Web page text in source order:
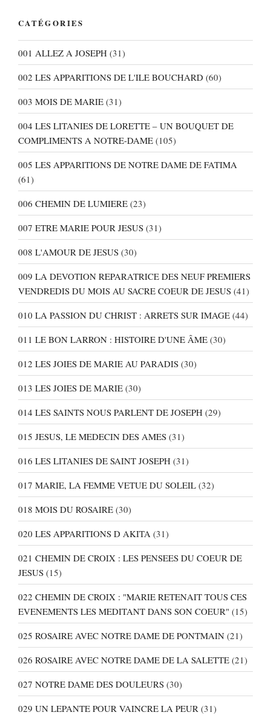
CATÉGORIES
001 ALLEZ A JOSEPH (31)
002 LES APPARITIONS DE L'ILE BOUCHARD (60)
003 MOIS DE MARIE (31)
004 LES LITANIES DE LORETTE – UN BOUQUET DE
COMPLIMENTS A NOTRE-DAME (105)
005 LES APPARITIONS DE NOTRE DAME DE FATIMA
(61)
006 CHEMIN DE LUMIERE (23)
007 ETRE MARIE POUR JESUS (31)
008 L'AMOUR DE JESUS (30)
009 LA DEVOTION REPARATRICE DES NEUF PREMIERS
VENDREDIS DU MOIS AU SACRE COEUR DE JESUS (41)
010 LA PASSION DU CHRIST : ARRETS SUR IMAGE (44)
011 LE BON LARRON : HISTOIRE D'UNE ÂME (30)
012 LES JOIES DE MARIE AU PARADIS (30)
013 LES JOIES DE MARIE (30)
014 LES SAINTS NOUS PARLENT DE JOSEPH (29)
015 JESUS, LE MEDECIN DES AMES (31)
016 LES LITANIES DE SAINT JOSEPH (31)
017 MARIE, LA FEMME VETUE DU SOLEIL (32)
018 MOIS DU ROSAIRE (30)
020 LES APPARITIONS D AKITA (31)
021 CHEMIN DE CROIX : LES PENSEES DU COEUR DE
JESUS (15)
022 CHEMIN DE CROIX : "MARIE RETENAIT TOUS CES
EVENEMENTS LES MEDITANT DANS SON COEUR" (15)
025 ROSAIRE AVEC NOTRE DAME DE PONTMAIN (21)
026 ROSAIRE AVEC NOTRE DAME DE LA SALETTE (21)
027 NOTRE DAME DES DOULEURS (30)
029 UN LEPANTE POUR VAINCRE LA PEUR (31)